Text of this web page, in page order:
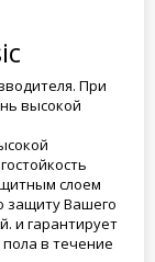
При
высокой
слоем
защиту Вашего
и гарантирует
в течение